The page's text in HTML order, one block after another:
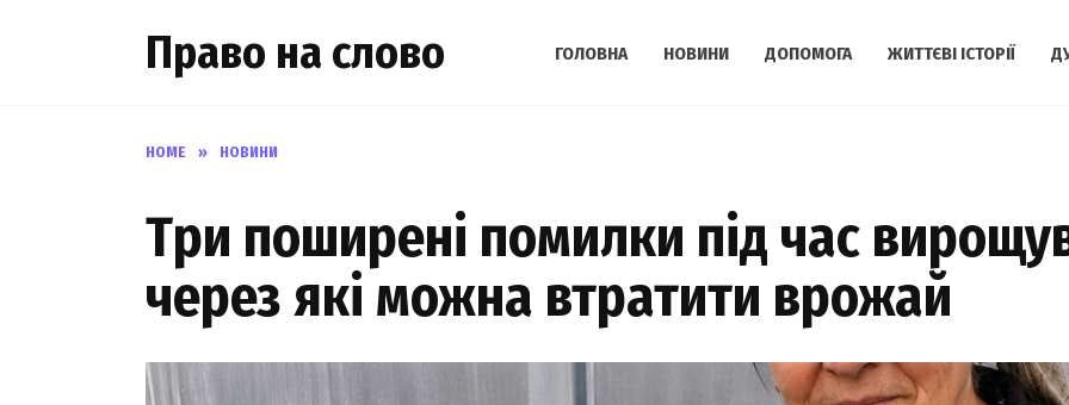
Право на слово ГОЛОВНА НОВИНИ ДОПОМОГА ЖИТТЄВІ ІСТОРІЇ
HOME » НОВИНИ
Три поширені помилки під час
через які можна втратити врожай